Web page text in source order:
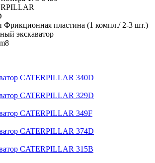
Фрикционная пластина (1 компл./ 2-3 шт.)
экскаватор
CATERPILLAR 340D
CATERPILLAR 329D
CATERPILLAR 349F
CATERPILLAR 374D
CATERPILLAR 315B